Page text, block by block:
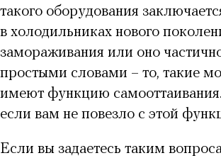
такого оборудования
в холодильниках нового
замораживания или оно
простыми словами – то, такие
имеют функцию
если вам не повезло с этой
Если вы задаетесь таким